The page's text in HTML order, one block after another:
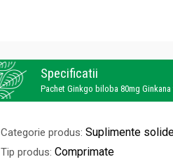
Specificatii
Pachet Ginkgo biloba 80mg Ginkana
Categorie produs: Suplimente
Tip produs: Comprimate